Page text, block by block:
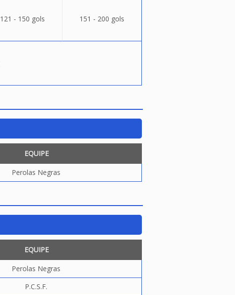
121 - 150 gols 151 - 200 gols
EQUIPE
Perolas Negras
EQUIPE
Perolas Negras
P.C.S.F.